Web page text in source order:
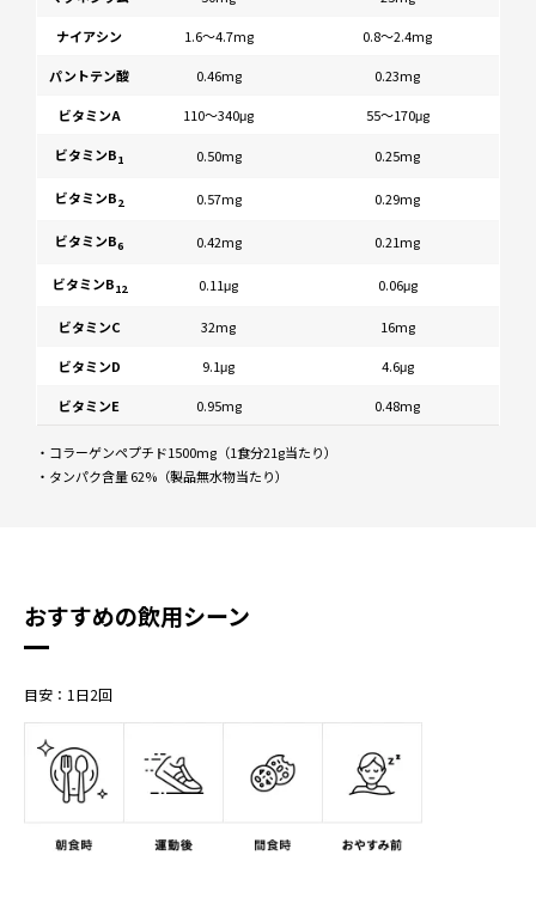
ナイアシン 1.6～4.7mg 0.8～2.4mg
パントテン酸 0.46mg 0.23mg
ビタミンA 110～340μg 55～170μg
ビタミンB1 0.50mg 0.25mg
ビタミンB2 0.57mg 0.29mg
ビタミンB6 0.42mg 0.21mg
ビタミンB12 0.11μg 0.06μg
ビタミンC 32mg 16mg
ビタミンD 9.1μg 4.6μg
ビタミンE 0.95mg 0.48mg
・コラーゲンペプチド1500mg（1食分21g当たり）
・タンパク含量 62%（製品無水物当たり）
おすすめの飲用シーン
目安：1日2回